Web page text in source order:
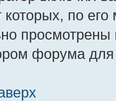
которых, по
форума